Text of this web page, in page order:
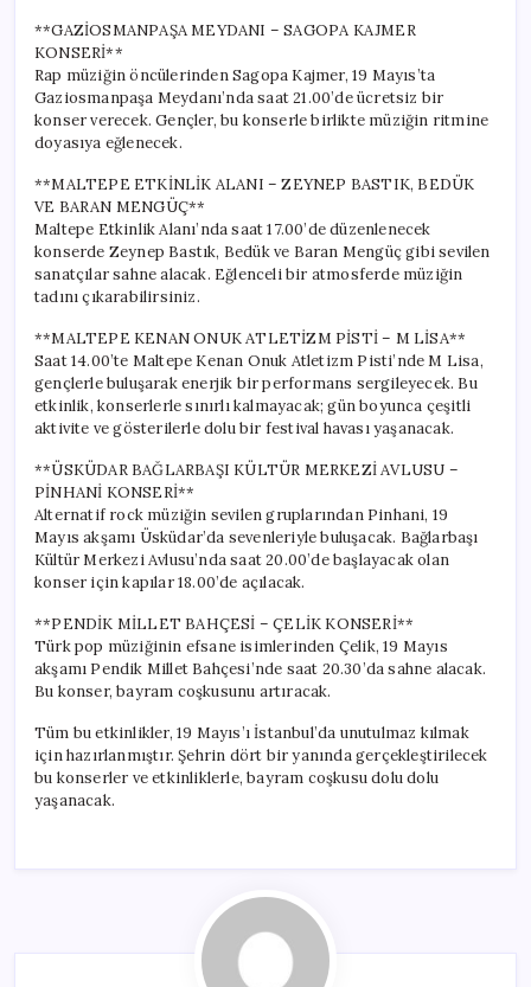
**GAZİOSMANPAŞA MEYDANI – SAGOPA KAJMER
KONSERİ**
Rap müziğin öncülerinden Sagopa Kajmer, 19 Mayıs’ta
Gaziosmanpaşa Meydanı’nda saat 21.00’de ücretsiz bir
konser verecek. Gençler, bu konserle birlikte müziğin ritmine
doyasıya eğlenecek.
**MALTEPE ETKİNLİK ALANI – ZEYNEP BASTIK, BEDÜK
VE BARAN MENGÜÇ**
Maltepe Etkinlik Alanı’nda saat 17.00’de düzenlenecek
konserde Zeynep Bastık, Bedük ve Baran Mengüç gibi sevilen
sanatçılar sahne alacak. Eğlenceli bir atmosferde müziğin
tadını çıkarabilirsiniz.
**MALTEPE KENAN ONUK ATLETİZM PİSTİ – M LİSA**
Saat 14.00’te Maltepe Kenan Onuk Atletizm Pisti’nde M Lisa,
gençlerle buluşarak enerjik bir performans sergileyecek. Bu
etkinlik, konserlerle sınırlı kalmayacak; gün boyunca çeşitli
aktivite ve gösterilerle dolu bir festival havası yaşanacak.
**ÜSKÜDAR BAĞLARBAŞI KÜLTÜR MERKEZİ AVLUSU –
PİNHANİ KONSERİ**
Alternatif rock müziğin sevilen gruplarından Pinhani, 19
Mayıs akşamı Üsküdar’da sevenleriyle buluşacak. Bağlarbaşı
Kültür Merkezi Avlusu’nda saat 20.00’de başlayacak olan
konser için kapılar 18.00’de açılacak.
**PENDİK MİLLET BAHÇESİ – ÇELİK KONSERİ**
Türk pop müziğinin efsane isimlerinden Çelik, 19 Mayıs
akşamı Pendik Millet Bahçesi’nde saat 20.30’da sahne alacak.
Bu konser, bayram coşkusunu artıracak.
Tüm bu etkinlikler, 19 Mayıs’ı İstanbul’da unutulmaz kılmak
için hazırlanmıştır. Şehrin dört bir yanında gerçekleştirilecek
bu konserler ve etkinliklerle, bayram coşkusu dolu dolu
yaşanacak.